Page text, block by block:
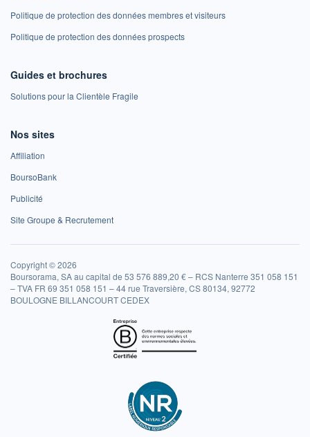
Politique de protection des données membres et visiteurs
Politique de protection des données prospects
Guides et brochures
Solutions pour la Clientèle Fragile
Nos sites
Affiliation
BoursoBank
Publicité
Site Groupe & Recrutement
Copyright © 2026
Boursorama, SA au capital de 53 576 889,20 € – RCS Nanterre 351 058 151
– TVA FR 69 351 058 151 – 44 rue Traversière, CS 80134, 92772
BOULOGNE BILLANCOURT CEDEX